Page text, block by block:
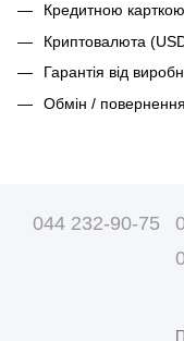
Кредитною
Криптовалюта
Гарантія від
Обмін /
044 232-90-75